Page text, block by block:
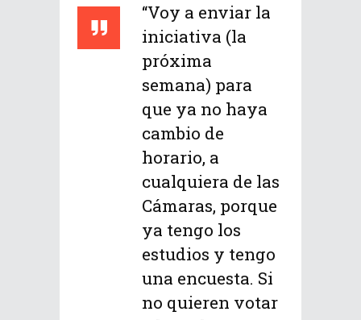
“Voy a enviar la
iniciativa (la
próxima
semana) para
que ya no haya
cambio de
horario, a
cualquiera de las
Cámaras, porque
ya tengo los
estudios y tengo
una encuesta. Si
no quieren votar